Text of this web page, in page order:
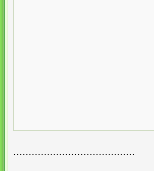
........................................